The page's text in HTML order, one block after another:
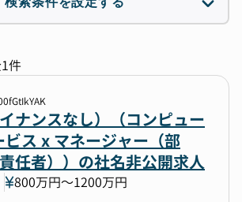
件
ナンスなし）（コンピュー
ス x マネージャー（部
任者））の社名非公開求人
800万円〜1200万円